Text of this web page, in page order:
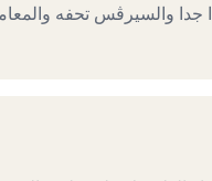
جدا والسيرڤس تحفه